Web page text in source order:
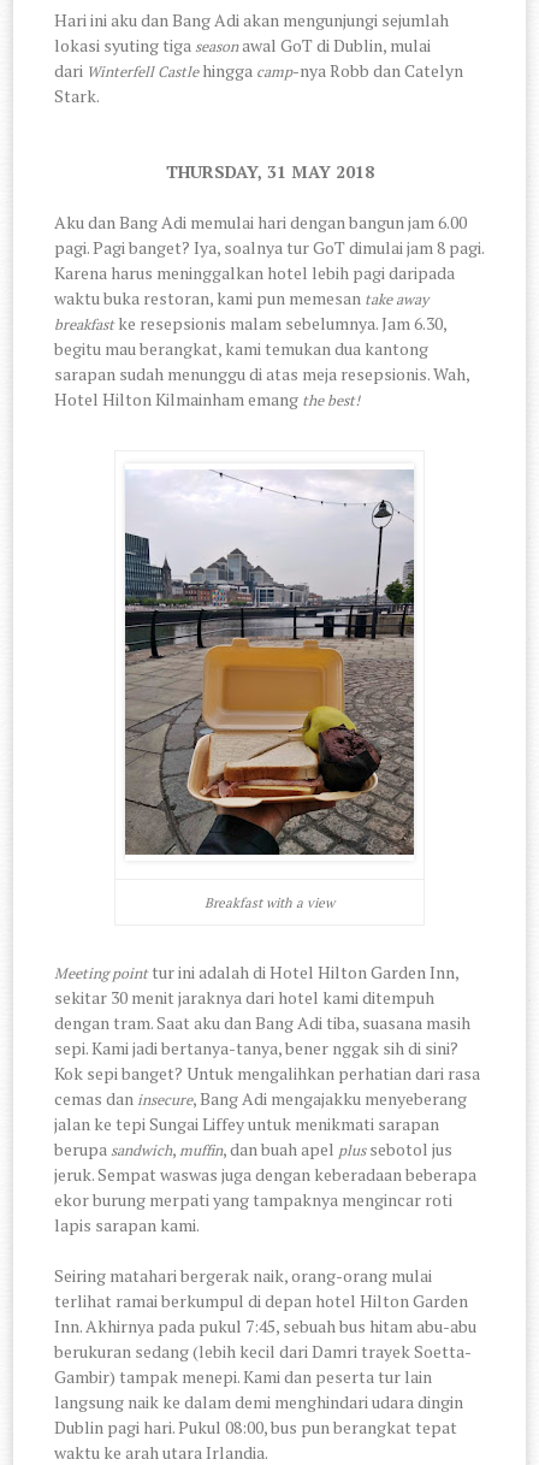
Hari ini aku dan Bang Adi akan mengunjungi sejumlah
lokasi syuting tigaseasonawal GoT di Dublin, mulai
dari Winterfell Castlehingga camp-nyaRobb dan Catelyn
Stark.
THURSDAY, 31 MAY 2018
Aku dan Bang Adi memulai hari dengan bangun jam 6.00
pagi. Pagi banget? Iya, soalnya tur GoT dimulai jam 8 pagi.
Karena harus meninggalkan hotel lebih pagi daripada
waktu buka restoran, kami pun memesan take away
breakfastke resepsionis malam sebelumnya. Jam 6.30,
begitu mau berangkat, kami temukan dua kantong
sarapan sudah menunggu di atas meja resepsionis. Wah,
Hotel Hilton Kilmainham emang the best!
Breakfast with a view
Meeting pointtur ini adalah di Hotel Hilton Garden Inn,
sekitar 30 menit jaraknya dari hotel kami ditempuh
dengan tram. Saat aku dan Bang Adi tiba, suasana masih
sepi. Kami jadi bertanya-tanya, bener nggak sih di sini?
Kok sepi banget? Untuk mengalihkan perhatian dari rasa
cemas daninsecure, Bang Adi mengajakku menyeberang
jalan ke tepi Sungai Liffey untuk menikmati sarapan
berupasandwich,muffin, dan buah apel plussebotol jus
jeruk. Sempat waswas juga dengan keberadaan beberapa
ekor burung merpati yang tampaknya mengincar roti
lapis sarapan kami.
Seiring matahari bergerak naik, orang-orang mulai
terlihat ramai berkumpul di depan hotel Hilton Garden
Inn. Akhirnya pada pukul 7:45, sebuah bus hitam abu-abu
berukuran sedang (lebih kecil dari Damri trayek Soetta-
Gambir) tampak menepi. Kami dan peserta tur lain
langsung naik ke dalam demi menghindari udara dingin
Dublin pagi hari. Pukul 08:00, bus pun berangkat tepat
waktu ke arah utara Irlandia.